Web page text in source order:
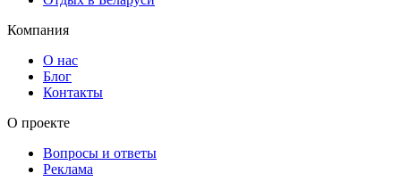
Компания
О нас
Блог
Контакты
О проекте
Вопросы и ответы
Реклама